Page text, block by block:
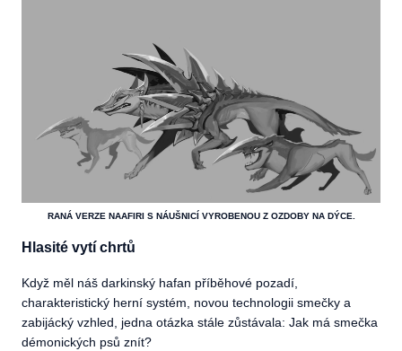
RANÁ VERZE NAAFIRI S NÁUŠNICÍ VYROBENOU Z OZDOBY NA DÝCE.
Hlasité vytí chrtů
Když měl náš darkinský hafan příběhové pozadí,
charakteristický herní systém, novou technologii smečky a
zabijácký vzhled, jedna otázka stále zůstávala: Jak má smečka
démonických psů znít?